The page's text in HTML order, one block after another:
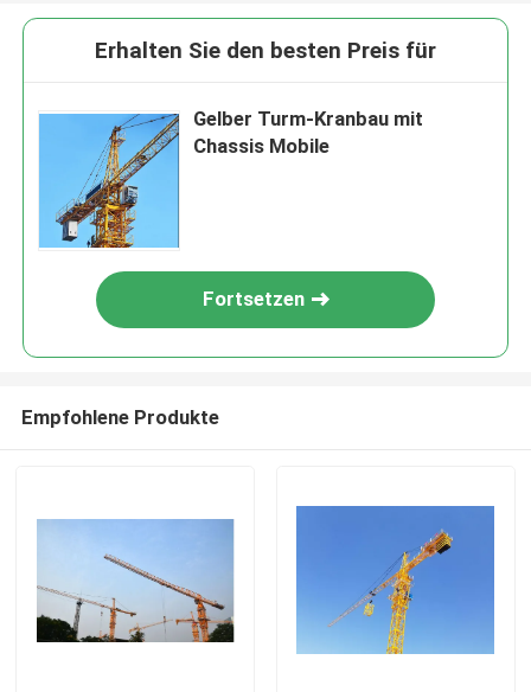
Erhalten Sie den besten Preis für
Gelber Turm-Kranbau mit
Chassis Mobile
Fortsetzen
Empfohlene Produkte